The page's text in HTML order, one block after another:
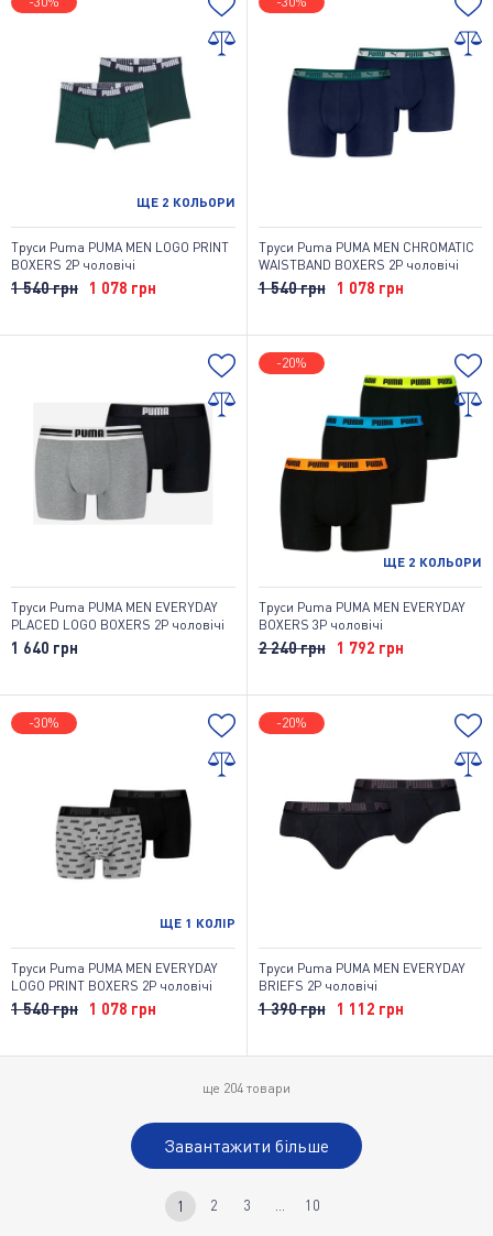
ЩЕ 2 КОЛЬОРИ
Труси Puma PUMA MEN LOGO PRINT
BOXERS 2P чоловічі
1 540 грн 1 078 грн
Труси Puma PUMA MEN CHROMATIC
WAISTBAND BOXERS 2P чоловічі
1 540 грн 1 078 грн
Труси Puma PUMA MEN EVERYDAY
PLACED LOGO BOXERS 2P чоловічі
1 640 грн
-20%
ЩЕ 2 КОЛЬОРИ
Труси Puma PUMA MEN EVERYDAY
BOXERS 3P чоловічі
2 240 грн 1 792 грн
-30%
ЩЕ 1 КОЛІР
Труси Puma PUMA MEN EVERYDAY
LOGO PRINT BOXERS 2P чоловічі
1 540 грн 1 078 грн
-20%
Труси Puma PUMA MEN EVERYDAY
BRIEFS 2P чоловічі
1 390 грн 1 112 грн
ще 204 товари
Завантажити більше
1 2 3 10